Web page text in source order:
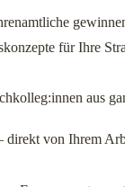
für Ihre
aus
direkt von Ihrem